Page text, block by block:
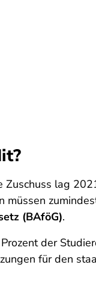
lag
(BAföG).
der
für den